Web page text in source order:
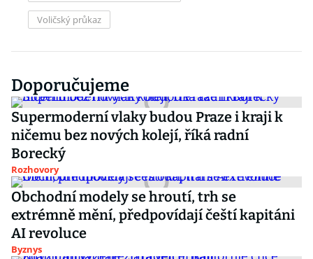
Voličský průkaz
Doporučujeme
Supermoderní vlaky budou Praze i kraji k
ničemu bez nových kolejí, říká radní
Borecký
Rozhovory
Obchodní modely se hroutí, trh se
extrémně mění, předpovídají čeští kapitáni
AI revoluce
Byznys